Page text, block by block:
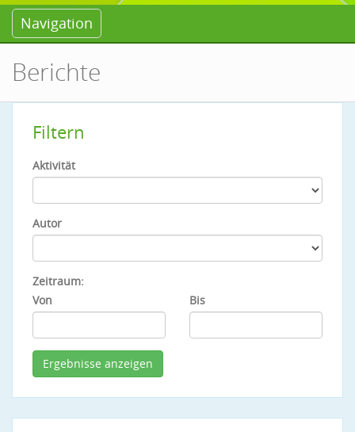
Navigation
Berichte
Filtern
Aktivität
Autor
Zeitraum:
Von
Bis